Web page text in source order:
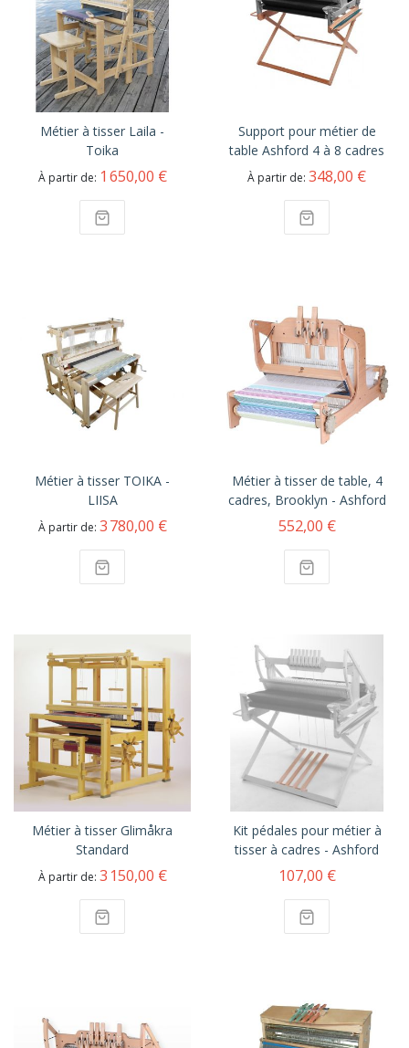
Métier à tisser Laila -
Toika
À partir de 1 650,00 €
Support pour métier de
table Ashford 4 à 8 cadres
À partir de 348,00 €
Métier à tisser TOIKA -
LIISA
À partir de 3 780,00 €
Métier à tisser de table, 4
cadres, Brooklyn - Ashford
552,00 €
Métier à tisser Glimåkra
Standard
À partir de 3 150,00 €
Kit pédales pour métier à
tisser à cadres - Ashford
107,00 €